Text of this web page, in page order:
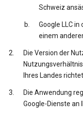
Schweiz
Google LLC
einem
Die Version der
Ihres Landes richtet
Die Anwendung
Google-Dienste an